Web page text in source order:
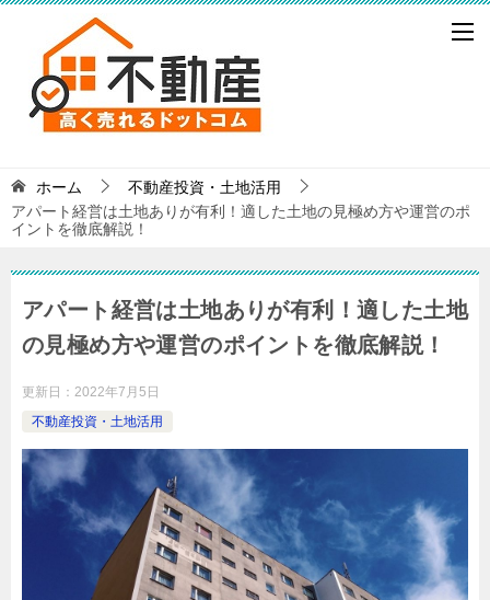
ホーム
不動産投資・土地活用
アパート経営は土地ありが有利！適した土地の見極め方や運営のポ
イントを徹底解説！
アパート経営は土地ありが有利！適した土地
の見極め方や運営のポイントを徹底解説！
更新日： 2022年7月5日
不動産投資・土地活用